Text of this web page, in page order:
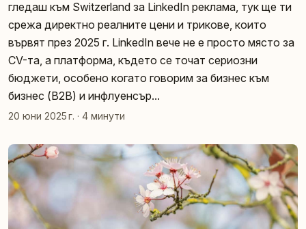
гледаш към Switzerland за LinkedIn реклама, тук ще ти
срежа директно реалните цени и трикове, които
вървят през 2025 г. LinkedIn вече не е просто място за
CV-та, а платформа, където се точат сериозни
бюджети, особено когато говорим за бизнес към
бизнес (B2B) и инфлуенсър...
20 юни 2025 г. · 4 минути